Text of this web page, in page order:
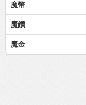
魔幣
魔鑽
魔金